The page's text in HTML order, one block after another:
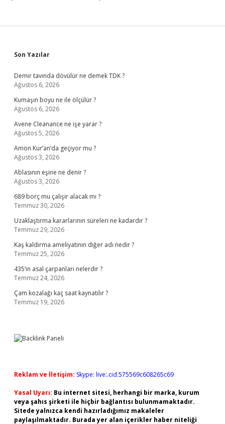
Sidebar
Son Yazılar
Demir tavında dövülür ne demek TDK ?
Ağustos 6, 2026
Kumaşın boyu ne ile ölçülür ?
Ağustos 6, 2026
Avene Cleanance ne işe yarar ?
Ağustos 5, 2026
Amon Kur’an’da geçiyor mu ?
Ağustos 3, 2026
Ablasının eşine ne denir ?
Ağustos 3, 2026
689 borç mu çalişir alacak mı ?
Temmuz 30, 2026
Uzaklaştırma kararlarının süreleri ne kadardır ?
Temmuz 29, 2026
Kaş kaldırma ameliyatının diğer adı nedir ?
Temmuz 25, 2026
435’in asal çarpanları nelerdir ?
Temmuz 24, 2026
Çam kozalağı kaç saat kaynatılır ?
Temmuz 19, 2026
Reklam ve İletişim: Skype: live:.cid.575569c608265c69
Yasal Uyarı: Bu internet sitesi, herhangi bir marka, kurum
veya şahıs şirketi ile hiçbir bağlantısı bulunmamaktadır.
Sitede yalnızca kendi hazırladığımız makaleler
paylaşılmaktadır. Burada yer alan içerikler haber niteliği